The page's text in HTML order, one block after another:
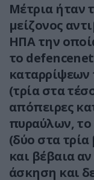
Μέτρια ήταν
μείζονος
ΗΠΑ την
το
καταρρίψεων
(τρία στα
απόπειρες
πυραύλων,
(δύο στα
και βέβαια
άσκηση και